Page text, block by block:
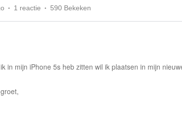
1 reactie 590 Bekeken
in mijn iPhone 5s heb zitten wil ik plaatsen in mijn